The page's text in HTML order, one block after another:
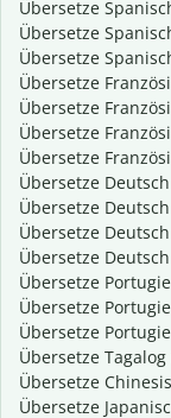
Übersetze
Übersetze
Übersetze
Übersetze
Übersetze
Übersetze
Übersetze
Übersetze
Übersetze
Übersetze
Übersetze
Übersetze
Übersetze
Übersetze
Übersetze
Übersetze
Übersetze